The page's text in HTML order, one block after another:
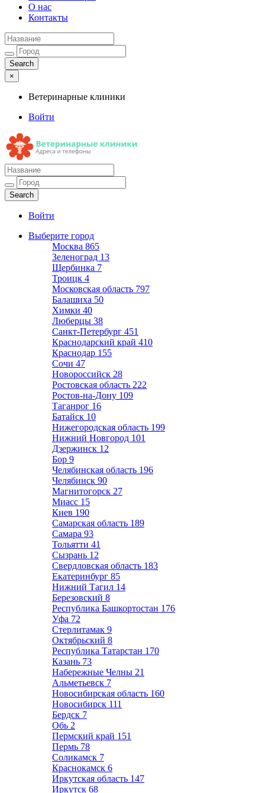
О нас
Контакты
×
Ветеринарные клиники
Войти
Ветеринарные клиники
Адреса и телефоны
Войти
Выберите город
Москва 865
Зеленоград 13
Щербинка 7
Троицк 4
Московская область 797
Балашиха 50
Химки 40
Люберцы 38
Санкт-Петербург 451
Краснодарский край 410
Краснодар 155
Сочи 47
Новороссийск 28
Ростовская область 222
Ростов-на-Дону 109
Таганрог 16
Батайск 10
Нижегородская область 199
Нижний Новгород 101
Дзержинск 12
Бор 9
Челябинская область 196
Челябинск 90
Магнитогорск 27
Миасс 15
Киев 190
Самарская область 189
Самара 93
Тольятти 41
Сызрань 12
Свердловская область 183
Екатеринбург 85
Нижний Тагил 14
Березовский 8
Республика Башкортостан 176
Уфа 72
Стерлитамак 9
Октябрьский 8
Республика Татарстан 170
Казань 73
Набережные Челны 21
Альметьевск 7
Новосибирская область 160
Новосибирск 111
Бердск 7
Обь 2
Пермский край 151
Пермь 78
Соликамск 7
Краснокамск 6
Иркутская область 147
Иркутск 68